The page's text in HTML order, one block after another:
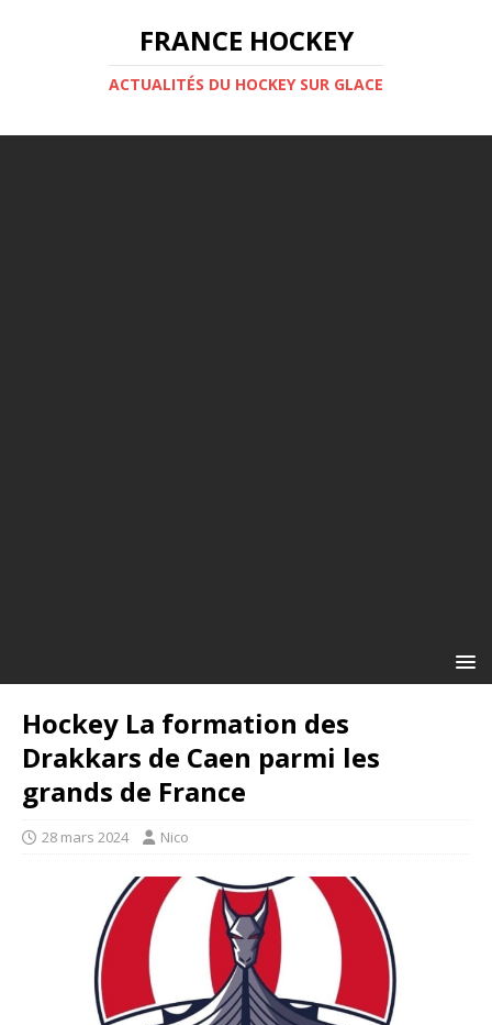
FRANCE HOCKEY
ACTUALITÉS DU HOCKEY SUR GLACE
Hockey La formation des
Drakkars de Caen parmi les
grands de France
28 mars 2024 Nico